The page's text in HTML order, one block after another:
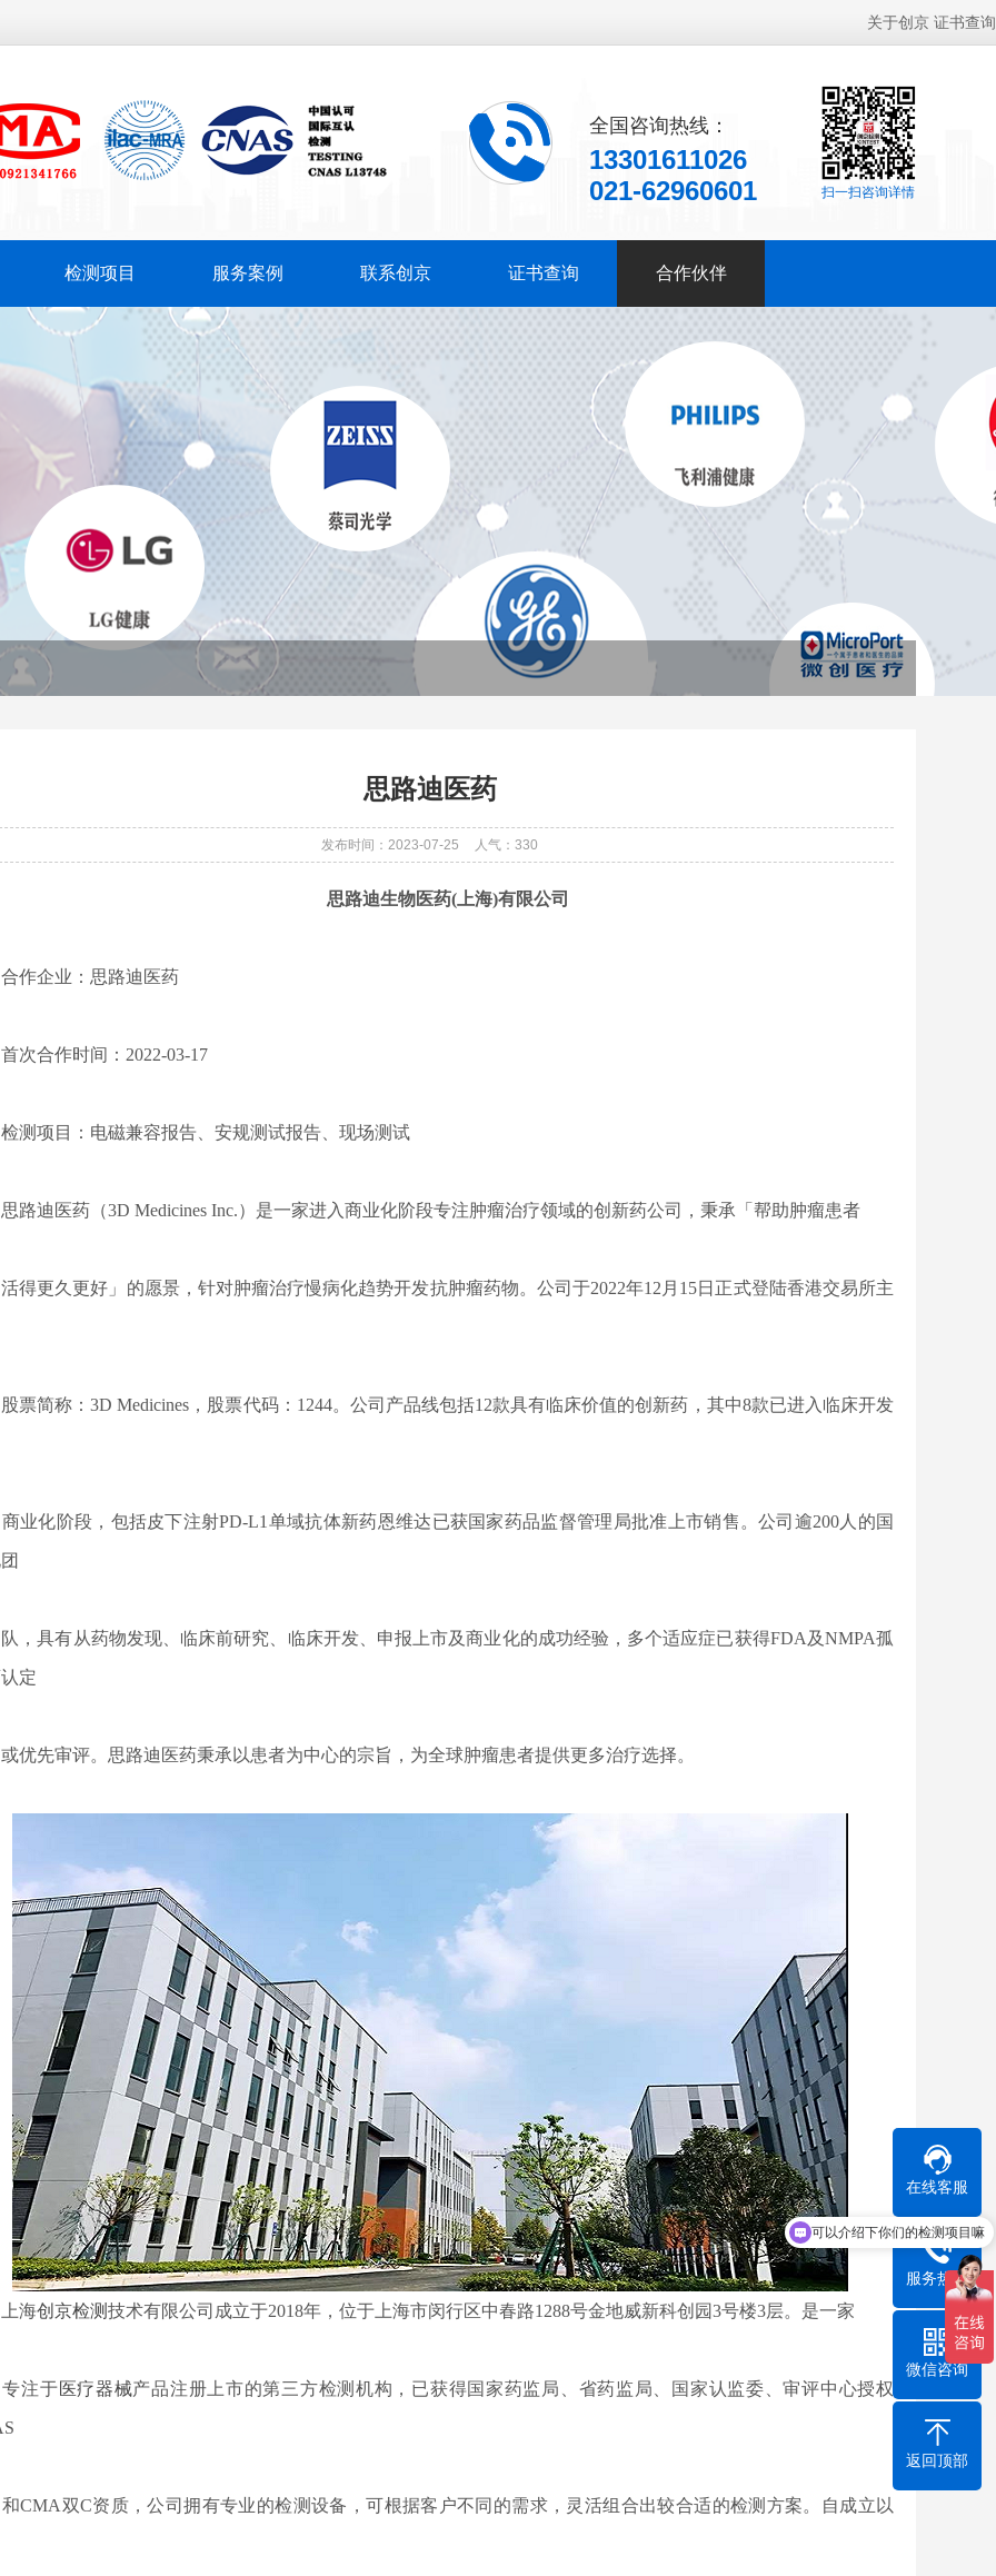
关于创京 证书查询
扫一扫咨询详情
全国咨询热线：
13301611026
021-62960601
检测项目 服务案例 联系创京 证书查询 合作伙伴
思路迪医药
发布时间：2023-07-25 人气：330
思路迪生物医药(上海)有限公司
企业： 思路迪医药
合作时间： 2022-03-17
项目： 电磁兼容报告、安规测试报告、现场测试
医药（3D Medicines Inc.）是一家进入商业化阶段专注肿瘤治疗领域的创新药公司，秉承「帮助肿瘤患者
久更好」的愿景，针对肿瘤治疗慢病化趋势开发抗肿瘤药物。公司于2022年12月15日正式登陆香港交易所主
称：3D Medicines，股票代码：1244。公司产品线包括12款具有临床价值的创新药，其中8款已进入临床开发
阶段，包括皮下注射PD-L1单域抗体新药恩维达已获国家药品监督管理局批准上市销售。公司逾200人的国
有从药物发现、临床前研究、临床开发、申报上市及商业化的成功经验，多个适应症已获得FDA及NMPA孤
定
审评。思路迪医药秉承以患者为中心的宗旨，为全球肿瘤患者提供更多治疗选择。
创京检测技术有限公司成立于2018年，位于上海市闵行区中春路1288号金地威新科创园3号楼3层。是一家
于医疗器械产品注册上市的第三方检测机构，已获得国家药监局、省药监局、国家认监委、审评中心授权
双C资质，公司拥有专业的检测设备，可根据客户不同的需求，灵活组合出较合适的检测方案。自成立以
在线客服
服务热线
微信咨询
返回顶部
可以介绍下你们的检测项目嘛